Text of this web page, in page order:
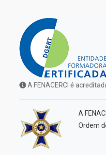
A FENACERCI é
A
Ordem